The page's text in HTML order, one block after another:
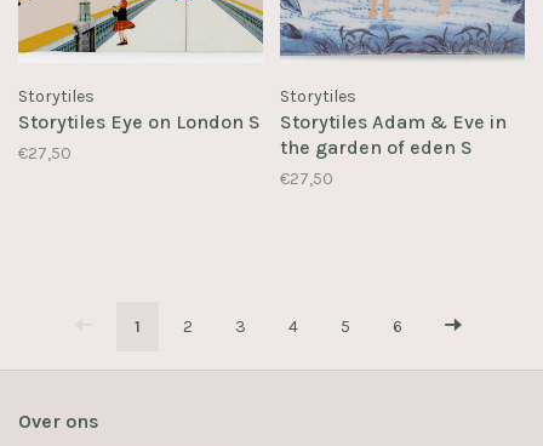
Storytiles
Storytiles Eye on London S
€27,50
Storytiles
Storytiles Adam & Eve in
the garden of eden S
€27,50
1 2 3 4 5 6
Over ons